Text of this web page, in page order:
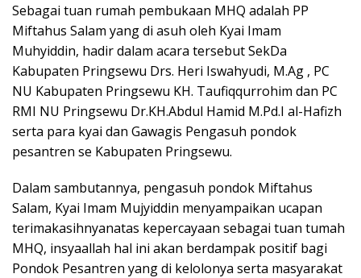
Sebagai tuan rumah pembukaan MHQ adalah PP
Miftahus Salam yang di asuh oleh Kyai Imam
Muhyiddin, hadir dalam acara tersebut SekDa
Kabupaten Pringsewu Drs. Heri Iswahyudi, M.Ag , PC
NU Kabupaten Pringsewu KH. Taufiqqurrohim dan PC
RMI NU Pringsewu Dr.KH.Abdul Hamid M.Pd.I al-Hafizh
serta para kyai dan Gawagis Pengasuh pondok
pesantren se Kabupaten Pringsewu.
Dalam sambutannya, pengasuh pondok Miftahus
Salam, Kyai Imam Mujyiddin menyampaikan ucapan
terimakasihnyanatas kepercayaan sebagai tuan tumah
MHQ, insyaallah hal ini akan berdampak positif bagi
Pondok Pesantren yang di kelolonya serta masyarakat